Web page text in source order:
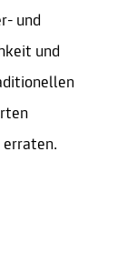
und
und
erraten.